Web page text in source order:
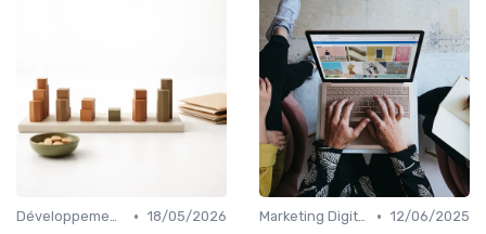
Développement Web et Mobile • 18/05/2026
Marketing Digital et SEO • 12/06/2025